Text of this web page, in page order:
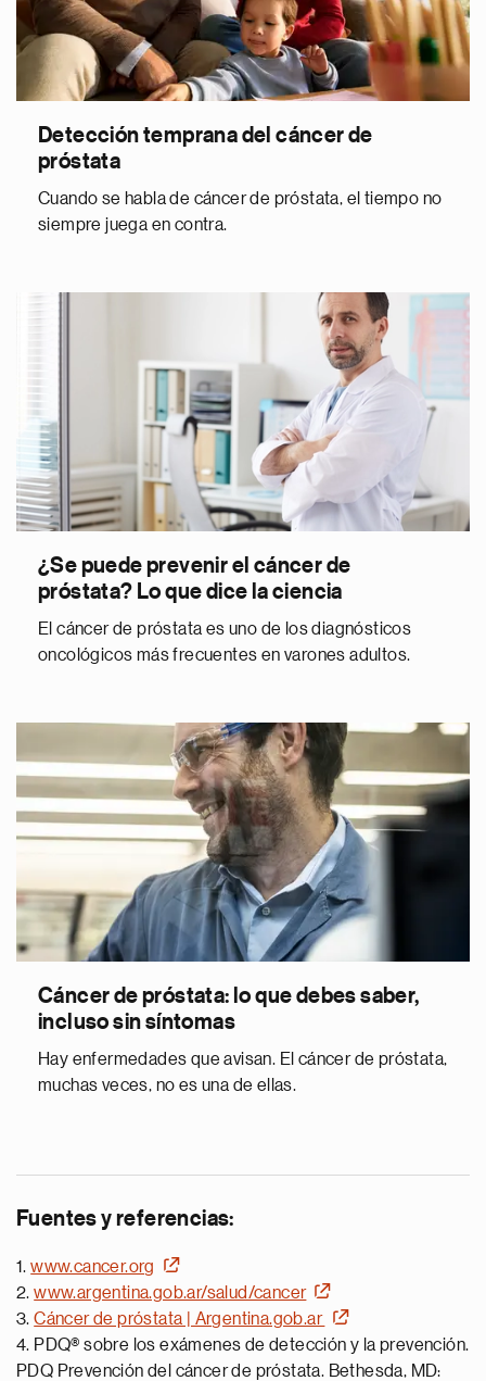
Detección temprana del cáncer de
próstata
Cuando se habla de cáncer de próstata, el tiempo no
siempre juega en contra.
¿Se puede prevenir el cáncer de
próstata? Lo que dice la ciencia
El cáncer de próstata es uno de los diagnósticos
oncológicos más frecuentes en varones adultos.
Cáncer de próstata: lo que debes saber,
incluso sin síntomas
Hay enfermedades que avisan. El cáncer de próstata,
muchas veces, no es una de ellas.
Fuentes y referencias:
1.www.cancer.org
2.www.argentina.gob.ar/salud/cancer
3.Cáncer de próstata | Argentina.gob.ar
4. PDQ® sobre los exámenes de detección y la prevención.
PDQ Prevención del cáncer de próstata. Bethesda, MD: